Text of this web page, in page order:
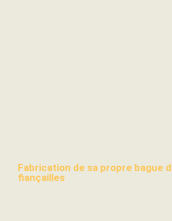
Fabrication de sa propre bague
fiançailles